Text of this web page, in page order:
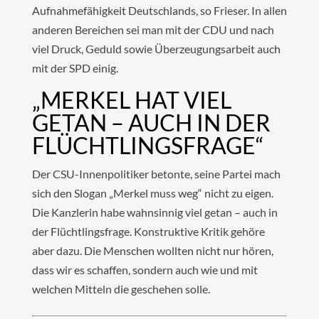
Aufnahmefähigkeit Deutschlands, so Frieser. In allen
anderen Bereichen sei man mit der CDU und nach
viel Druck, Geduld sowie Überzeugungsarbeit auch
mit der SPD einig.
„MERKEL HAT VIEL
GETAN – AUCH IN DER
FLÜCHTLINGSFRAGE“
Der CSU-Innenpolitiker betonte, seine Partei mach
sich den Slogan „Merkel muss weg“ nicht zu eigen.
Die Kanzlerin habe wahnsinnig viel getan – auch in
der Flüchtlingsfrage. Konstruktive Kritik gehöre
aber dazu. Die Menschen wollten nicht nur hören,
dass wir es schaffen, sondern auch wie und mit
welchen Mitteln die geschehen solle.